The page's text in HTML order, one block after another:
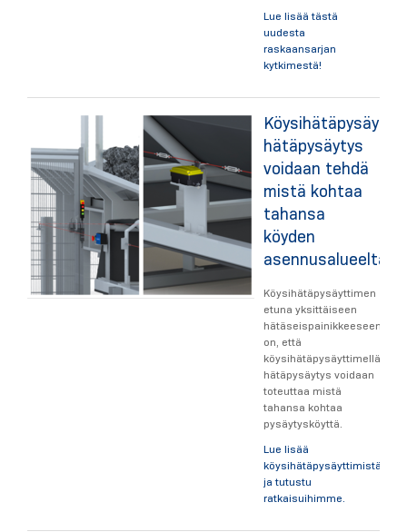
Lue lisää tästä
uudesta
raskaansarjan
kytkimestä!
hätäpysäytys
voidaan tehdä
mistä kohtaa
tahansa
köyden
asennusalueelta
Köysihätäpysäyttimen
etuna yksittäiseen
hätäseispainikkeeseen
on, että
köysihätäpysäyttimellä
hätäpysäytys voidaan
toteuttaa mistä
tahansa kohtaa
pysäytysköyttä.
Lue lisää
köysihätäpysäyttimistä
ja tutustu
ratkaisuihimme.